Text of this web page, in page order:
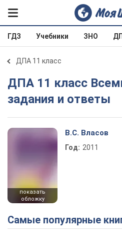
ГДЗ Учебники ЗНО
ДПА 11 класс
ДПА 11 класс Всемирная история
задания и ответы
показать
обложку
В.С. Власов
Год: 2011
Самые популярные